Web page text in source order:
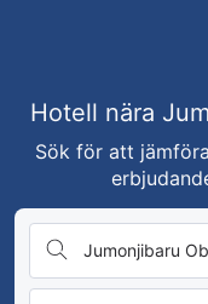
Hotell nära
Sök för att
Jumonjibaru